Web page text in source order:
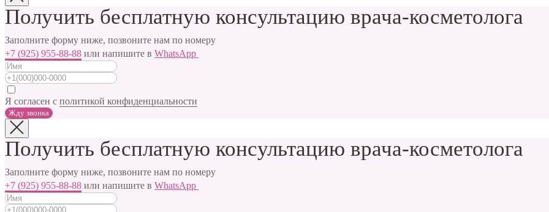
Получить бесплатную консультацию врача-косметолога
Заполните форму ниже, позвоните нам по номеру
+7 (925) 955-88-88 или напишите в WhatsApp
Я согласен с политикой конфиденциальности
Жду звонка
Получить бесплатную консультацию врача-косметолога
Заполните форму ниже, позвоните нам по номеру
+7 (925) 955-88-88 или напишите в WhatsApp